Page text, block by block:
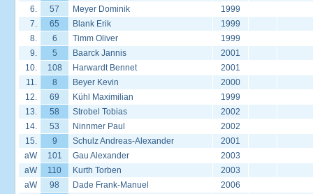
6.
57 Meyer Dominik
1999
7.
65 Blank Erik
1999
8.
6 Timm Oliver
1999
9.
5 Baarck Jannis
2001
10.
108 Harwardt Bennet
2001
11.
8 Beyer Kevin
2000
12.
69 Kühl Maximilian
1999
13.
58 Strobel Tobias
2002
14.
53 Ninnmer Paul
2002
15.
9 Schulz Andreas-Alexander
2001
aW
101 Gau Alexander
2003
aW
110 Kurth Torben
2003
aW
98 Dade Frank-Manuel
2006